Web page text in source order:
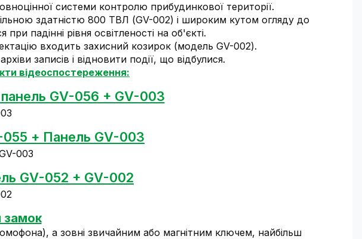
системи контролю прибудинкової території.
здатністю 800 ТВЛ (GV-002) і широким кутом огляду до
падінні рівня освітленості на об'єкті.
входить захисний козирок (модель GV-002).
записів і відновити події, що відбулися.
відеоспостереження:
GV-056 + GV-003
+ Панель GV-003
GV-052 + GV-002
замок
а зовні звичайним або магнітним ключем, найбільш